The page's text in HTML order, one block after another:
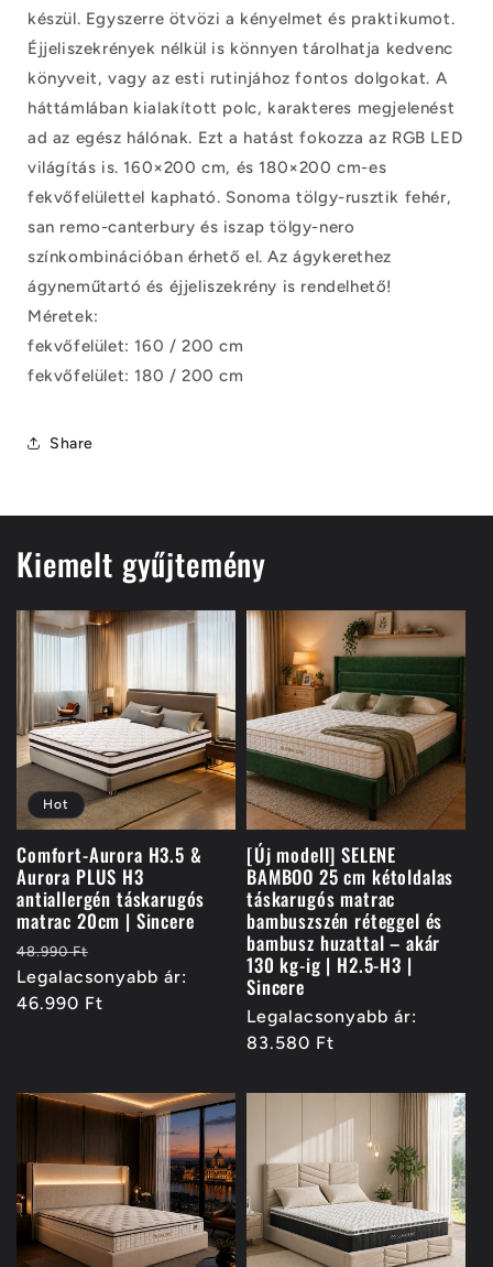
készül. Egyszerre ötvözi a kényelmet és praktikumot.
Éjjeliszekrények nélkül is könnyen tárolhatja kedvenc
könyveit, vagy az esti rutinjához fontos dolgokat. A
háttámlában kialakított polc, karakteres megjelenést
ad az egész hálónak. Ezt a hatást fokozza az RGB LED
világítás is. 160×200 cm, és 180×200 cm-es
fekvőfelülettel kapható. Sonoma tölgy-rusztik fehér,
san remo-canterbury és iszap tölgy-nero
színkombinációban érhető el. Az ágykerethez
ágyneműtartó és éjjeliszekrény is rendelhető!
Méretek:
fekvőfelület: 160 / 200 cm
fekvőfelület: 180 / 200 cm
Share
Kiemelt gyűjtemény
Hot
Comfort-Aurora H3.5 &
Aurora PLUS H3
antiallergén táskarugós
matrac 20cm | Sincere
Normál
ár
48.990 Ft
ár
Legalacsonyabb ár:
46.990 Ft
[Új modell] SELENE
BAMBOO 25 cm kétoldalas
táskarugós matrac
bambuszszén réteggel és
bambusz huzattal – akár
130 kg-ig | H2.5-H3 |
Sincere
Normál
ár
Legalacsonyabb ár:
83.580 Ft